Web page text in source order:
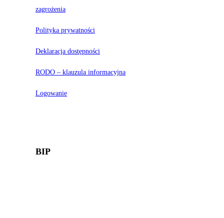
zagrożenia
Polityka prywatności
Deklaracja dostępności
RODO – klauzula informacyjna
Logowanie
BIP